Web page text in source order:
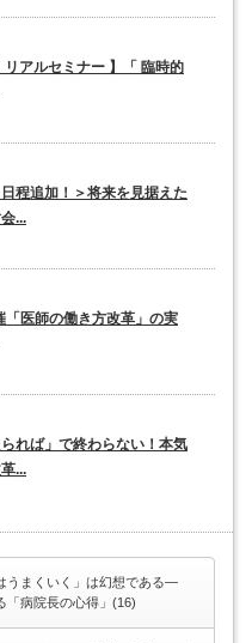
リアルセミナー 】「 臨時的
程追加！＞将来を見据えた
...
「医師の働き方改革」の実
られば」で終わらない！本気
...
うまくいく」は幻想である―
「病院長の心得」(16)